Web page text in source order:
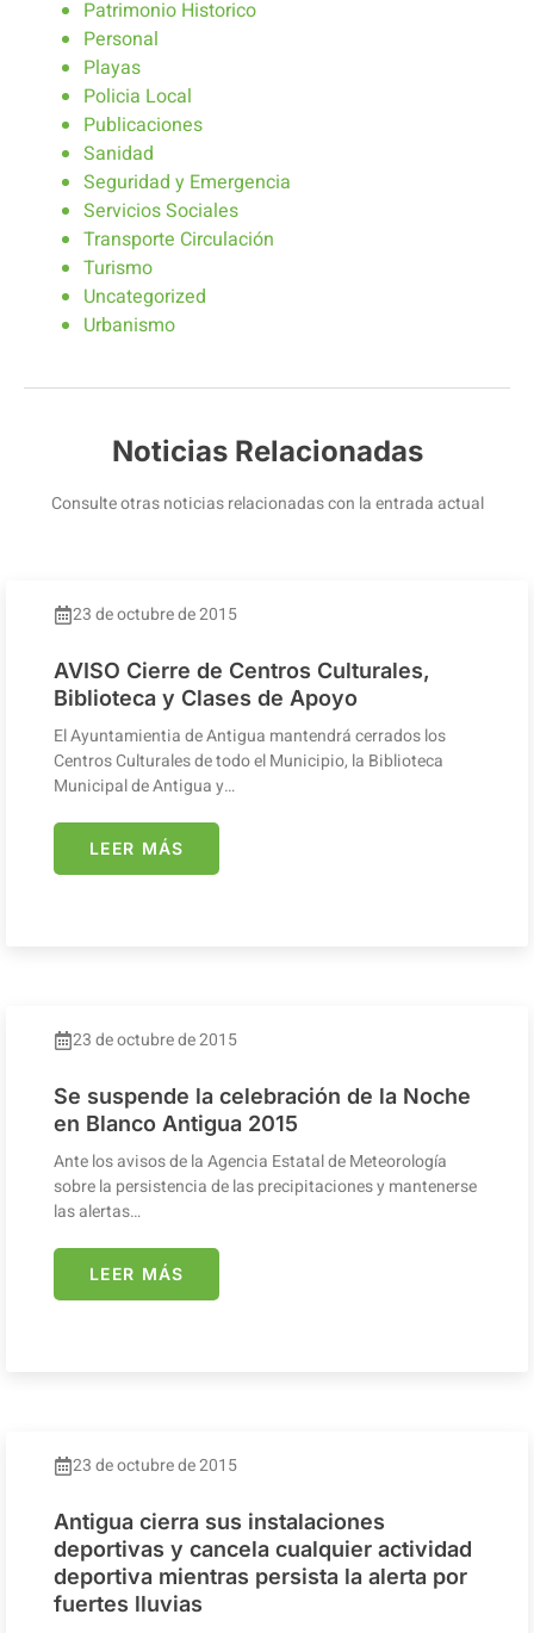
Patrimonio Historico
Personal
Playas
Policia Local
Publicaciones
Sanidad
Seguridad y Emergencia
Servicios Sociales
Transporte Circulación
Turismo
Uncategorized
Urbanismo
Noticias Relacionadas
Consulte otras noticias relacionadas con la entrada actual
23 de octubre de 2015
AVISO Cierre de Centros Culturales,
Biblioteca y Clases de Apoyo
El Ayuntamientia de Antigua mantendrá cerrados los
Centros Culturales de todo el Municipio, la Biblioteca
Municipal de Antigua y…
LEER MÁS
23 de octubre de 2015
Se suspende la celebración de la Noche
en Blanco Antigua 2015
Ante los avisos de la Agencia Estatal de Meteorología
sobre la persistencia de las precipitaciones y mantenerse
las alertas…
LEER MÁS
23 de octubre de 2015
Antigua cierra sus instalaciones
deportivas y cancela cualquier actividad
deportiva mientras persista la alerta por
fuertes lluvias